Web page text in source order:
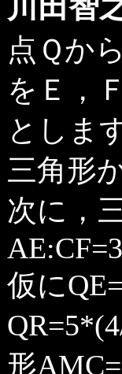
川田智
点Ｑか
をＥ，Ｆ
としま
三角形
次に，
仮に
形